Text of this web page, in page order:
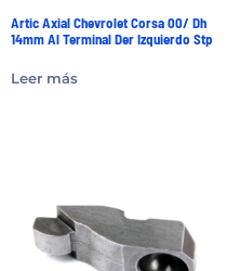
Artic Axial Chevrolet Corsa 00/ Dh
14mm Al Terminal Der Izquierdo Stp
Leer más